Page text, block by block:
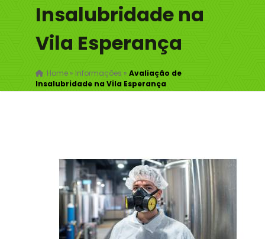
Insalubridade na
Vila Esperança
Home» Informações » Avaliação de
Insalubridade na Vila Esperança